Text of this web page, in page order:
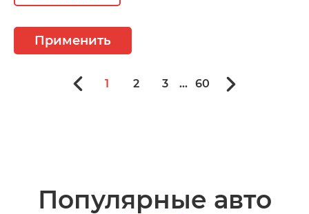
Применить
1 2 3 ... 60
Популярные авто